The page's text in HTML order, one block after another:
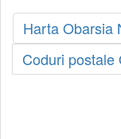
Harta Obarsia
Coduri postale